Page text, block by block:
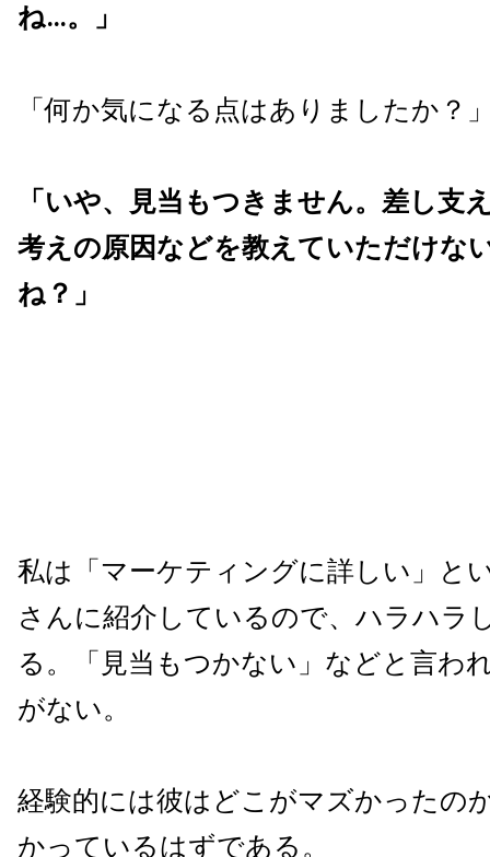
ね…。」
「何か気になる点はありましたか？
「いや、見当もつきません。差し支
考えの原因などを教えていただけな
ね？」
私は「マーケティングに詳しい」と
さんに紹介しているので、ハラハラ
る。「見当もつかない」などと言わ
がない。
経験的には彼はどこがマズかったの
かっているはずである。